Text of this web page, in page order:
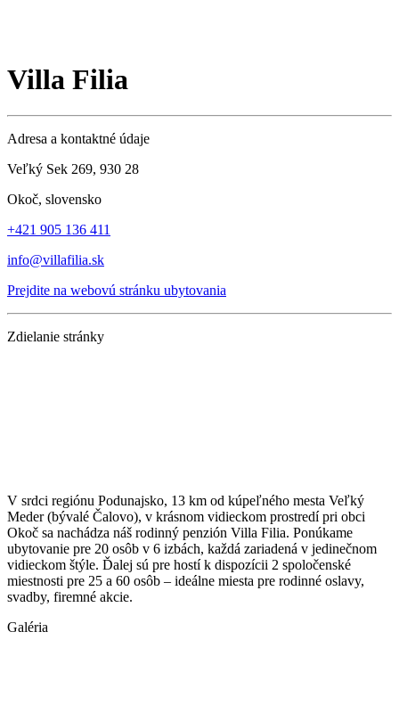
Villa Filia
Adresa a kontaktné údaje
Veľký Sek 269, 930 28
Okoč, slovensko
+421 905 136 411
info@villafilia.sk
Prejdite na webovú stránku ubytovania
Zdielanie stránky
V srdci regiónu Podunajsko, 13 km od kúpeľného mesta Veľký
Meder (bývalé Čalovo), v krásnom vidieckom prostredí pri obci
Okoč sa nachádza náš rodinný penzión Villa Filia. Ponúkame
ubytovanie pre 20 osôb v 6 izbách, každá zariadená v jedinečnom
vidieckom štýle. Ďalej sú pre hostí k dispozícii 2 spoločenské
miestnosti pre 25 a 60 osôb – ideálne miesta pre rodinné oslavy,
svadby, firemné akcie.
Galéria